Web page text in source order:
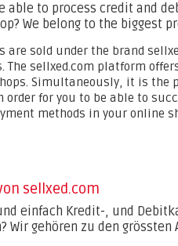
able to process credit and
We belong to the biggest
are sold under the brand
The sellxed.com platform
Simultaneously, it is the
for you to be able to
methods in your online
sellxed.com
einfach Kredit-, und
Wir gehören zu den